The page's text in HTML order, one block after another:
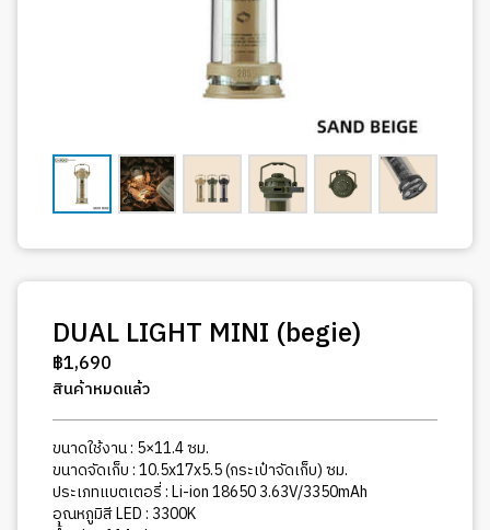
DUAL LIGHT MINI (begie)
฿1,690
สินค้าหมดแล้ว
ขนาดใช้งาน : 5×11.4 ซม.
ขนาดจัดเก็บ : 10.5x17x5.5 (กระเป๋าจัดเก็บ) ซม.
ประเภทแบตเตอรี่ : Li-ion 18650 3.63V/3350mAh
อุณหภูมิสี LED : 3300K